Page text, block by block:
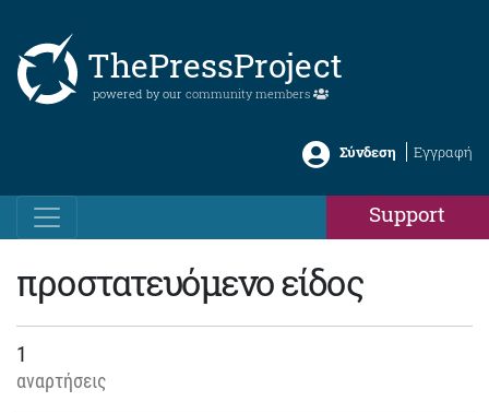
ThePressProject
powered by our community members
Σύνδεση Εγγραφή
Support
προστατευόμενο είδος
1
αναρτήσεις